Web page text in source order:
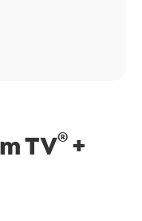
TV®+